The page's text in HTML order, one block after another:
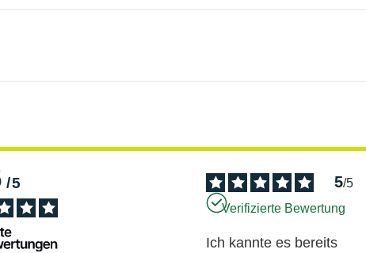
/5 5/5
Verifizierte Bewertung
Ich kannte es bereits